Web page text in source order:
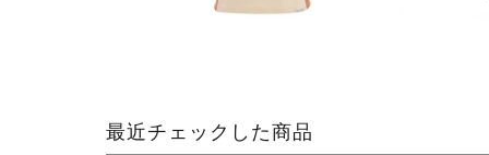
最近チェックした商品